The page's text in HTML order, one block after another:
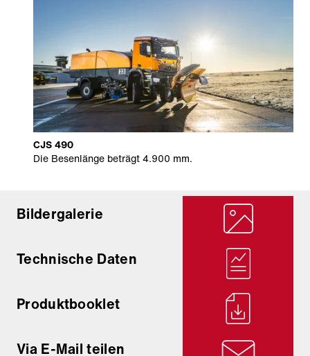
CJS 490
Die Besenlänge beträgt 4.900 mm.
Bildergalerie
Technische Daten
Produktbooklet
Via E-Mail teilen